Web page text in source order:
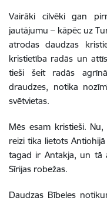
Vairāki cilvēki gan
jautājumu – kāpēc uz
atrodas daudzas
kristietība radās un
tieši šeit radās
draudzes, notika
svētvietas.
Mēs esam kristieši.
reizi tika lietots
tagad ir Antakja, un tā
Sīrijas robežas.
Daudzas Bībeles